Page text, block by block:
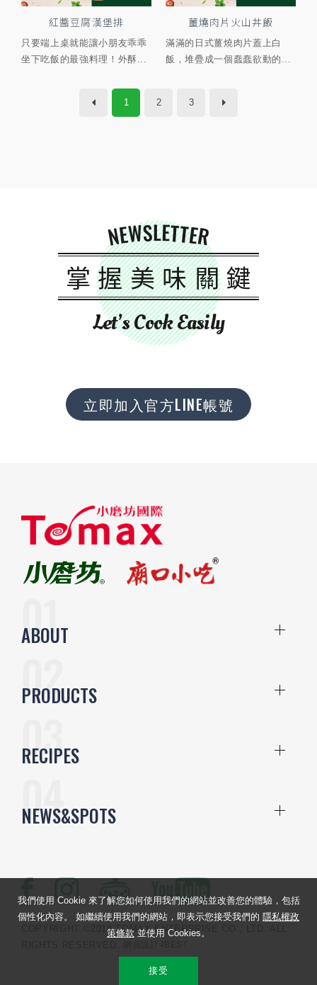
紅醬豆腐漢堡排
只要端上桌就能讓小朋友乖乖
坐下吃飯的最強料理！外酥...
薑燒肉片火山丼飯
滿滿的日式薑燒肉片蓋上白
飯，堆疊成一個蠢蠢欲動的...
1 2 3
NEWSLETTER
掌握美味關鍵
Let’s Cook Easily
立即加入官方LINE帳號
ABOUT
PRODUCTS
RECIPES
NEWS&SPOTS
COPYRIGHT ©2018 TOMAX ENTERPRISE CO., LTD. ALL
我們使用 Cookie 來了解您如何使用我們的網站並改善您的體驗，包括
個性化內容。 如繼續使用我們的網站，即表示您接受我們的 隱私權政
策條款 並使用 Cookies。
接受